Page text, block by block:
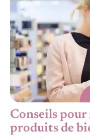
Conseils
produits de